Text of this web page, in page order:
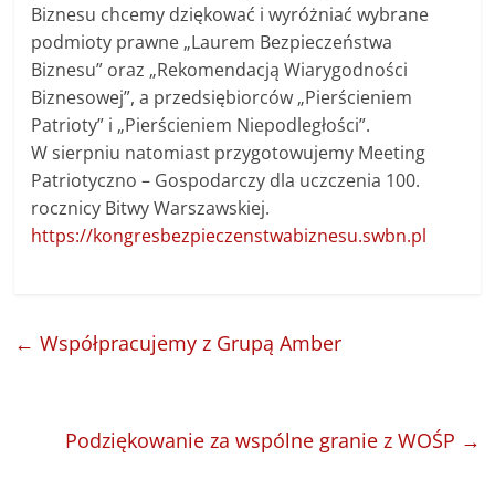
Biznesu chcemy dziękować i wyróżniać wybrane
podmioty prawne „Laurem Bezpieczeństwa
Biznesu” oraz „Rekomendacją Wiarygodności
Biznesowej”, a przedsiębiorców „Pierścieniem
Patrioty” i „Pierścieniem Niepodległości”.
W sierpniu natomiast przygotowujemy Meeting
Patriotyczno – Gospodarczy dla uczczenia 100.
rocznicy Bitwy Warszawskiej.
https://kongresbezpieczenstwabiznesu.swbn.pl
← Współpracujemy z Grupą Amber
Podziękowanie za wspólne granie z WOŚP →